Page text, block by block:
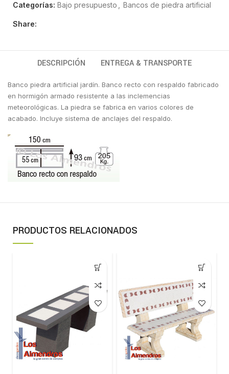
Categorías: Bajo presupuesto Bancos de piedra artificial
Share:
DESCRIPCIÓN ENTREGA & TRANSPORTE
Banco piedra artificial jardín. Banco recto con respaldo fabricado
en hormigón armado resistente a las inclemencias
meteorológicas. La piedra se fabrica en varios colores de
acabado. Incluye sistema de anclajes del respaldo.
PRODUCTOS RELACIONADOS